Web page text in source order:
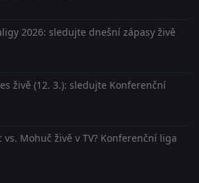
2026: sledujte dnešní zápasy živě
živě (12. 3.): sledujte Konferenční
Mohuč živě v TV? Konferenční liga